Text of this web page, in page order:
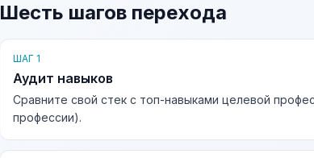
Шесть шагов перехода
ШАГ 1
Аудит навыков
Сравните свой стек с топ-навыками целевой
профессии).